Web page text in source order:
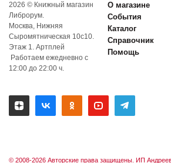
2026 © Книжный магазин
Либрорум.
Москва, Нижняя
Сыромятническая 10с10.
Этаж 1. Артплей
Работаем ежедневно с
12:00 до 22:00 ч.
О магазине
События
Каталог
Справочник
Помощь
© 2008-2026 Авторские права защищены. ИП